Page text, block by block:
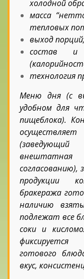
холодной
масса
тепловых
выход
состав и
технология
Меню дня (с
удобном для
пищеблока).
(заведующий
внештатная
согласованию),
продукции
бракеража
наличию
подлежат все
соки и
фиксируется
готового
вкус,